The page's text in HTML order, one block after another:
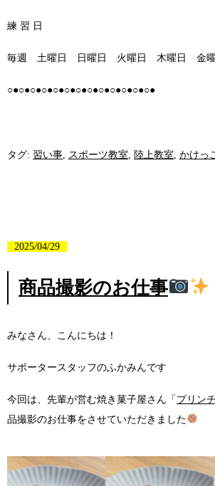
練 習 日
毎週 土曜日 日曜日 火曜日 木曜日 金曜
○●○●○●○●○●○●○●○●○●○●○●○●○●
タグ: 習い事 スポーツ教室 陸上教室 かけっ
2025/04/29
商品撮影のお仕事
みなさん、こんにちは！
サポータースタッフのふかみんです
今回は、先輩が営む焼き菓子屋さん「 プリン
品撮影のお仕事をさせていただきました